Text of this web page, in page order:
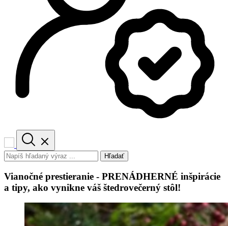
Hľadať
Vianočné prestieranie - PRENÁDHERNÉ inšpirácie
a tipy, ako vynikne váš štedrovečerný stôl!